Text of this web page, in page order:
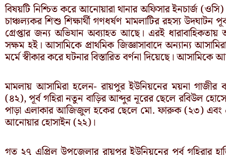
বিষয়টি নিশ্চিত করে আনোয়ারা থানার অফিসার ইনচার্জ
চাঞ্চল্যকর শিশু শিক্ষার্থী গণধর্ষণ মামলাটির রহস্য উদঘাটন
গ্রেপ্তার জন্য অভিযান অব্যাহত আছে। এরই
সক্ষম হই। আসামিকে প্রাথমিক জিজ্ঞাসাবাদে অন্যান্য
মর্মে স্বীকার করে ঘটনার বিস্তারিত বর্ণনা দিয়েছে।
মামলায় আসামিরা হলেন- রায়পুর ইউনিয়নের ময়না গাজীর
(৪২), পূর্ব গহিরা নতুন বাড়ির আব্দুর নূরের ছেলে রবিউল
পাড়া এলাকার আজিজুল হকের ছেলে মো. ফারুক (২৩) এবং
আনোয়ার হোসাইন (২২)।